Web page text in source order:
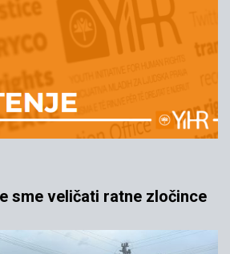
sme veličati ratne zločince